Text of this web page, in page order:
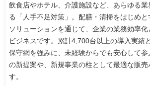
飲食店やホテル、介護施設など、あらゆる
る「人手不足対策」。配膳・清掃をはじめと
ソリューションを通じて、企業の業務効率
ビジネスです。累計4,700台以上の導入実績
保守網を強みに、未経験からでも安心して
の新提案や、新規事業の柱として最適な販
す。